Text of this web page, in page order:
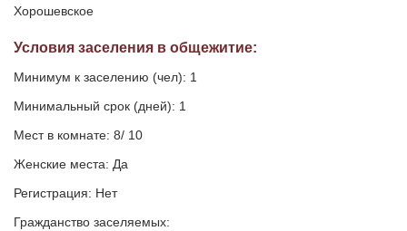
Хорошевское
Условия заселения в общежитие:
Минимум к заселению (чел): 1
Минимальный срок (дней): 1
Мест в комнате: 8/ 10
Женские места: Да
Регистрация: Нет
Гражданство заселяемых: